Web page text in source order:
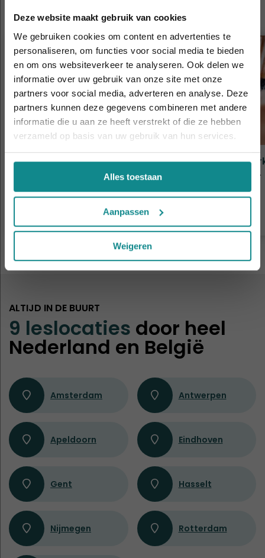
Deze website maakt gebruik van cookies
We gebruiken cookies om content en advertenties te
personaliseren, om functies voor social media te bieden
en om ons websiteverkeer te analyseren. Ook delen we
informatie over uw gebruik van onze site met onze
partners voor social media, adverteren en analyse. Deze
partners kunnen deze gegevens combineren met andere
informatie die u aan ze heeft verstrekt of die ze hebben
verzameld op basis van uw gebruik van hun services.
Alles toestaan
Aanpassen
Weigeren
Gelaatsverzorging
4 dagen
Prijs
€ 565
Meer informatie
Duur
Prijs
ALTIJD IN DE BUURT
9 leslocaties door heel
Nederland en België
Amsterdam Antwerpen
Apeldoorn Eindhoven
Gent Hasselt
Nijmegen Rotterdam
De hittegolf houdt aan... onze actie ook! 10%
korting verlengd t.e.m. 7 augustus 2026.
Sluiten